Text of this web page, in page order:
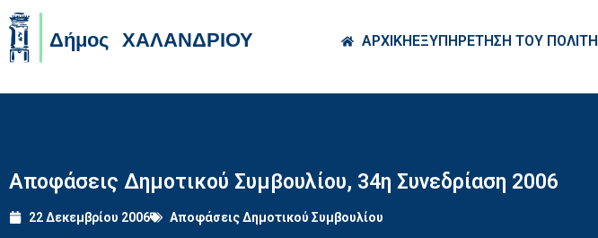
ΑΡΧΙΚΗΕΞΥΠΗΡΕΤΗΣΗ ΤΟΥ ΠΟΛΙΤΗ
Αποφάσεις Δημοτικού Συμβουλίου, 34η Συνεδρίαση 2006
22 Δεκεμβρίου 2006 Αποφάσεις Δημοτικού Συμβουλίου